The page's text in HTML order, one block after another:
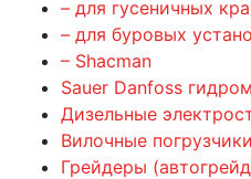
– для гусеничных
– для буровых
– Shacman
Sauer Danfoss
Дизельные
Вилочные погрузчики
Грейдеры